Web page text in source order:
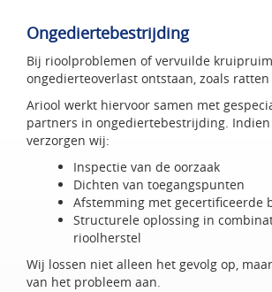
Ongediertebestrijding
Bij rioolproblemen of vervuilde
ongedierteoverlast ontstaan, zoals
Ariool werkt hiervoor samen met
partners in ongediertebestrijding.
verzorgen wij:
Inspectie van de oorzaak
Dichten van toegangspunten
Afstemming met gecertificeerde
Structurele oplossing in
rioolherstel
Wij lossen niet alleen het gevolg op,
van het probleem aan.